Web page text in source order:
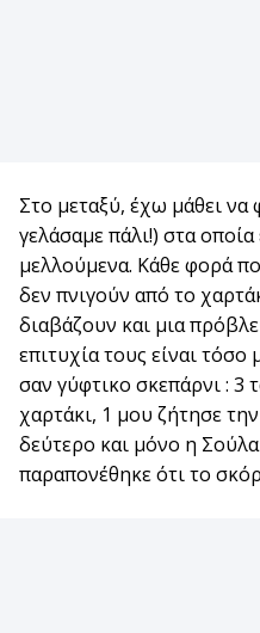
Στο μεταξύ, έχω μάθει να
γελάσαμε πάλι!) στα
μελλούμενα. Κάθε φορά
δεν πνιγούν από το
διαβάζουν και μια
επιτυχία τους είναι
σαν γύφτικο σκεπάρνι : 3
χαρτάκι, 1 μου ζήτησε
δεύτερο και μόνο η
παραπονέθηκε ότι το